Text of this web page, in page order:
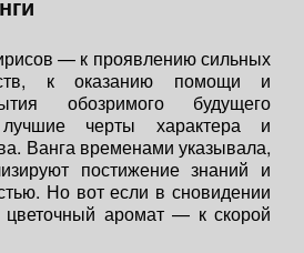
— к проявлению сильных
к оказанию помощи и
обозримого будущего
черты характера и
Ванга временами указывала,
постижение знаний и
Но вот если в сновидении
аромат — к скорой